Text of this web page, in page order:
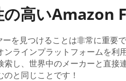
高いAmazon
を見つけることは非常に重
ラインプラットフォームを
し、世界中のメーカーと直
と同じことです！